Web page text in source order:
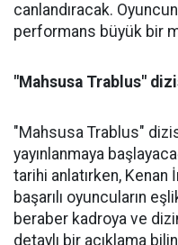
canlandıracak.
performans büyük bir
"Mahsusa Trablus"
"Mahsusa Trablus"
yayınlanmaya
tarihi anlatırken, Kenan
başarılı oyuncuların
beraber kadroya ve
detaylı bir açıklama